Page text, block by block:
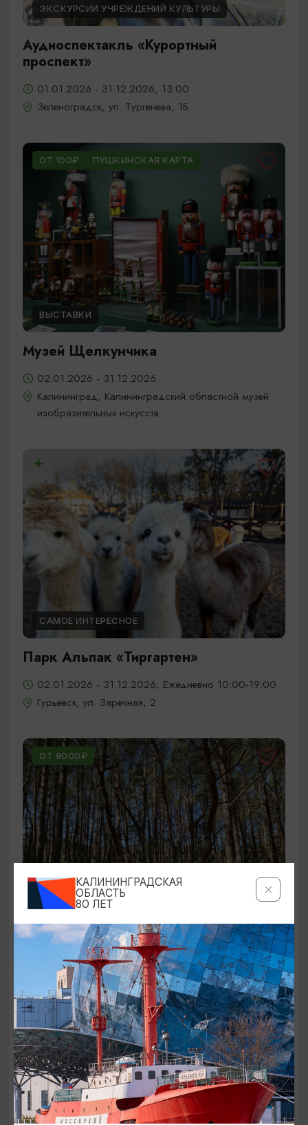
ЭКСКУРСИИ УЧРЕЖДЕНИЙ КУЛЬТУРЫ
Аудиоспектакль «Курортный
проспект»
01.01.2026 - 31.12.2026, 13:00
Зеленоградск, ул. Тургенева, 1Б
ОТ 100₽ ПУШКИНСКАЯ КАРТА
ВЫСТАВКИ
Музей Щелкунчика
02.01.2026 - 31.12.2026
Калининград, Калининградский областной музей
изобразительных искусств
САМОЕ ИНТЕРЕСНОЕ
Парк Альпак «Тиргартен»
02.01.2026 - 31.12.2026, Ежедневно 10:00-19:00
Гурьевск, ул. Заречная, 2
ОТ 9000₽
ЭКСКУРСИИ УЧРЕЖДЕНИЙ КУЛЬТУРЫ
Аудиоспектакль «Истории Куршской
косы»
01.02.2026 - 31.12.2026, 13:00
Куршская коса
ОТ 2500₽
КАЛИНИНГРАДСКАЯ
ОБЛАСТЬ
80 ЛЕТ